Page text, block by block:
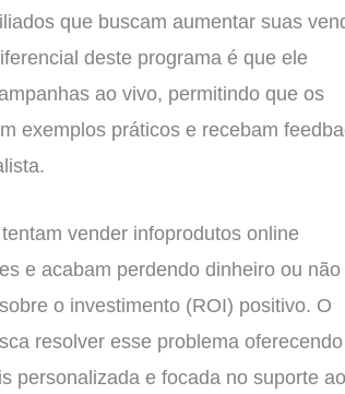
que buscam aumentar suas
deste programa é que ele
ao vivo, permitindo que os
exemplos práticos e recebam
vender infoprodutos online
e acabam perdendo dinheiro ou não
o investimento (ROI) positivo. O
resolver esse problema oferecendo
personalizada e focada no suporte ao